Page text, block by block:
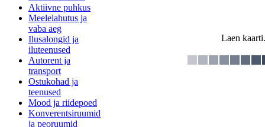
Aktiivne puhkus
Meelelahutus ja
vaba aeg
Ilusalongid ja
iluteenused
Autorent ja
transport
Ostukohad ja
teenused
Mood ja riidepoed
Konverentsiruumid
ja peoruumid
Laen